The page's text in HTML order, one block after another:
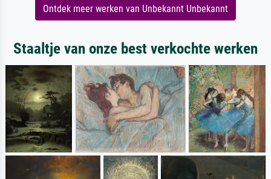
Ontdek meer werken van Unbekannt Unbekannt
Staaltje van onze best verkochte werken